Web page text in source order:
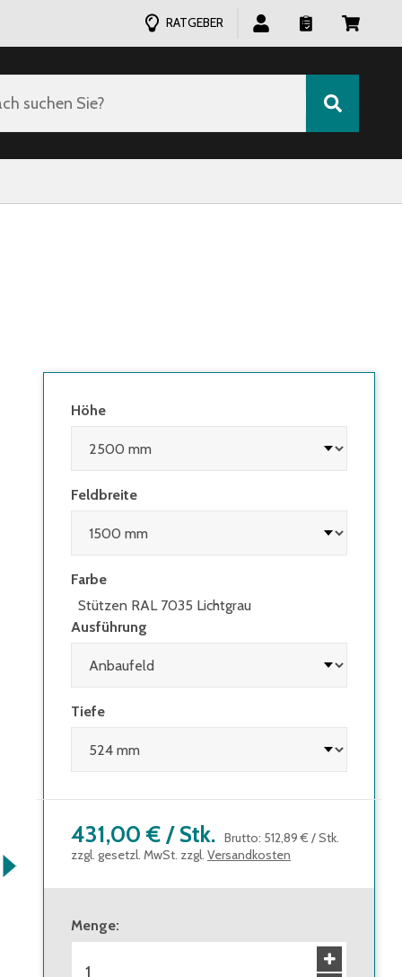
RATGEBER
suchen Sie?
Höhe
Feldbreite
Farbe
Stützen RAL 7035 Lichtgrau
Ausführung
Tiefe
431,00 € / Stk. Brutto: 512,89 € /Stk.
zzgl. gesetzl. MwSt. zzgl. Versandkosten
Menge: